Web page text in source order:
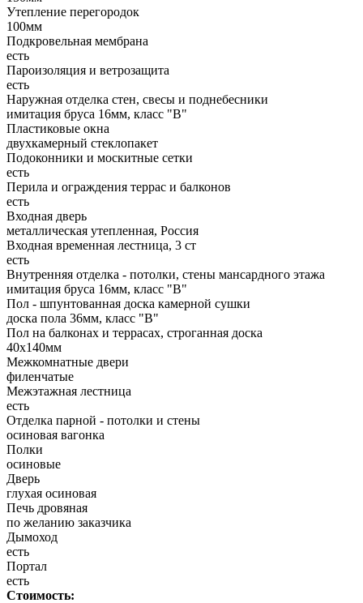
Утепление перегородок
100мм
Подкровельная мембрана
есть
Пароизоляция и ветрозащита
есть
Наружная отделка стен, свесы и поднебесники
имитация бруса 16мм, класс "В"
Пластиковые окна
двухкамерный стеклопакет
Подоконники и москитные сетки
есть
Перила и ограждения террас и балконов
есть
Входная дверь
металлическая утепленная, Россия
Входная временная лестница, 3 ст
есть
Внутренняя отделка - потолки, стены мансардного этажа
имитация бруса 16мм, класс "В"
Пол - шпунтованная доска камерной сушки
доска пола 36мм, класс "B"
Пол на балконах и террасах, строганная доска
40x140мм
Межкомнатные двери
филенчатые
Межэтажная лестница
есть
Отделка парной - потолки и стены
осиновая вагонка
Полки
осиновые
Дверь
глухая осиновая
Печь дровяная
по желанию заказчика
Дымоход
есть
Портал
есть
Стоимость: